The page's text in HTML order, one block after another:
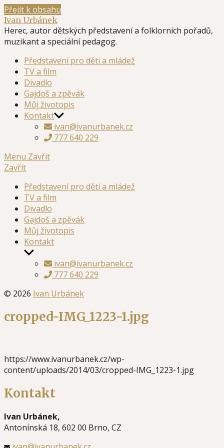
Přejít k obsahu
Ivan Urbánek
Herec, autor dětských představení a folklorních pořadů,
muzikant a speciální pedagog.
Představení pro děti a mládež
TV a film
Divadlo
Gajdoš a zpěvák
Můj životopis
Kontakt
ivan@ivanurbanek.cz
777 640 229
Menu Zavřít
Zavřít
Představení pro děti a mládež
TV a film
Divadlo
Gajdoš a zpěvák
Můj životopis
Kontakt
Zobrazit
podmenuivan@ivanurbanek.cz
777 640 229
© 2026 Ivan Urbánek
cropped-IMG_1223-1.jpg
https://www.ivanurbanek.cz/wp-
content/uploads/2014/03/cropped-IMG_1223-1.jpg
Kontakt
Ivan Urbánek,
Antonínská 18, 602 00 Brno, CZ